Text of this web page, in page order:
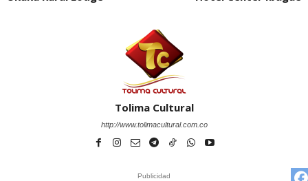
Tolima Cultural
http://www.tolimacultural.com.co
Publicidad